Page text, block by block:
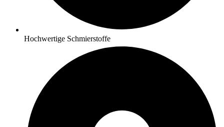
Hochwertige Schmierstoffe